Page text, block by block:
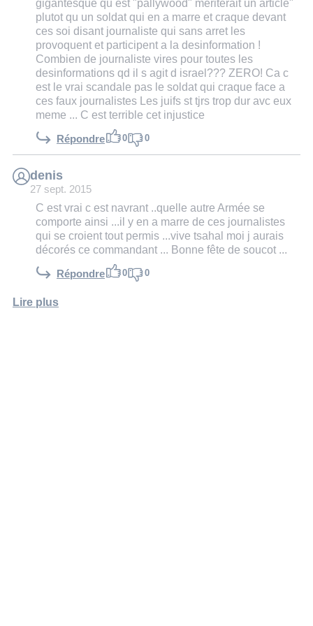
gigantesque qu est "pallywood" meriterait un article"
plutot qu un soldat qui en a marre et craque devant
ces soi disant journaliste qui sans arret les
provoquent et participent a la desinformation !
Combien de journaliste vires pour toutes les
desinformations qd il s agit d israel??? ZERO! Ca c
est le vrai scandale pas le soldat qui craque face a
ces faux journalistes Les juifs st tjrs trop dur avc eux
meme ... C est terrible cet injustice
Répondre 0 0
denis
27 sept. 2015
C est vrai c est navrant ..quelle autre Armée se
comporte ainsi ...il y en a marre de ces journalistes
qui se croient tout permis ...vive tsahal moi j aurais
décorés ce commandant ... Bonne fête de soucot ...
Répondre 0 0
Lire plus